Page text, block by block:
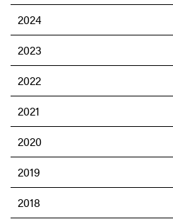
2024
2023
2022
2021
2020
2019
2018